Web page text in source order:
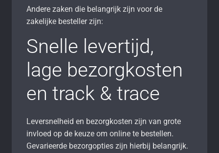
Andere zaken die belangrijk zijn voor de
zakelijke besteller zijn:
Snelle levertijd,
lage bezorgkosten
en track & trace
Leversnelheid en bezorgkosten zijn van grote
invloed op de keuze om online te bestellen.
Gevarieerde bezorgopties zijn hierbij belangrijk.